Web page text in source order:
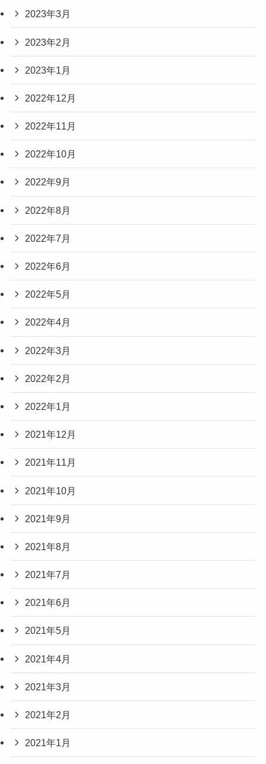
2023年3月
2023年2月
2023年1月
2022年12月
2022年11月
2022年10月
2022年9月
2022年8月
2022年7月
2022年6月
2022年5月
2022年4月
2022年3月
2022年2月
2022年1月
2021年12月
2021年11月
2021年10月
2021年9月
2021年8月
2021年7月
2021年6月
2021年5月
2021年4月
2021年3月
2021年2月
2021年1月